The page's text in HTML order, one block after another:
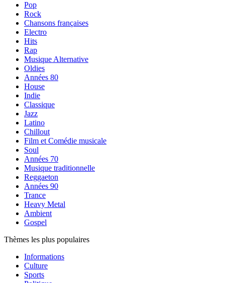
Pop
Rock
Chansons françaises
Electro
Hits
Rap
Musique Alternative
Oldies
Années 80
House
Indie
Classique
Jazz
Latino
Chillout
Film et Comédie musicale
Soul
Années 70
Musique traditionnelle
Reggaeton
Années 90
Trance
Heavy Metal
Ambient
Gospel
Thèmes les plus populaires
Informations
Culture
Sports